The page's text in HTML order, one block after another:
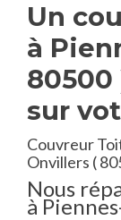
Un
à
80500
sur
Couvreur
Onvillers (
Nous
à